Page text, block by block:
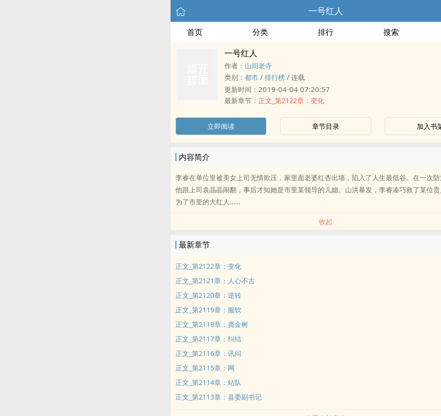
一号红人
首页 分类 排行 搜索
一号红人
作者： 山间老寺
类别： 都市 / 排行榜 / 连载
更新时间： 2019-04-04 07:20:57
最新章节： 正文_第2122章：变化
立即阅读 章节目录 加入书
内容简介
李睿在单位里被美女上司无情欺压，家里面老婆红杏出墙，陷入了人生最低谷。在一次防
他跟上司袁晶晶闹翻，事后才知她是市里某领导的儿媳。山洪暴发，李睿凑巧救了某位
为了市里的大红人……
收起
最新章节
正文_第2122章：变化
正文_第2121章：人心不古
正文_第2120章：逆转
正文_第2119章：服软
正文_第2118章：龚金树
正文_第2117章：纠结
正文_第2116章：讯问
正文_第2115章：网
正文_第2114章：站队
正文_第2113章：县委副书记